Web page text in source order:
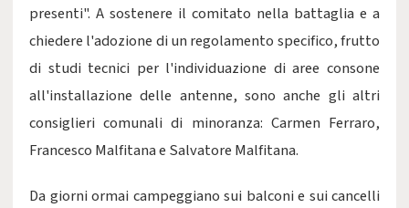
presenti". A sostenere il comitato nella battaglia e a
chiedere l'adozione di un regolamento specifico, frutto
di studi tecnici per l'individuazione di aree consone
all'installazione delle antenne, sono anche gli altri
consiglieri comunali di minoranza: Carmen Ferraro,
Francesco Malfitana e Salvatore Malfitana.
Da giorni ormai campeggiano sui balconi e sui cancelli